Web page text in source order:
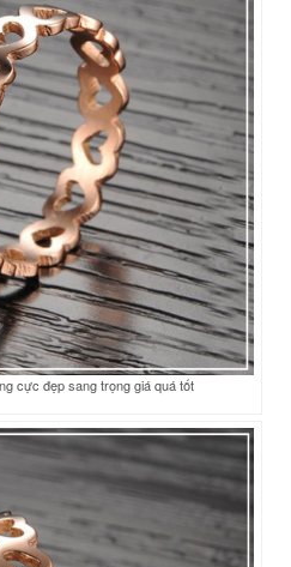
cực đẹp sang trọng giá quá tốt